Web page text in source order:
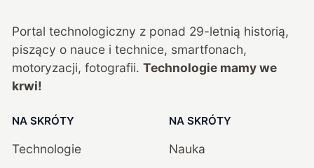
Portal technologiczny z ponad 29-letnią historią,
piszący o nauce i technice, smartfonach,
motoryzacji, fotografii. Technologie mamy we
krwi!
NA SKRÓTY
Technologie
NA SKRÓTY
Nauka